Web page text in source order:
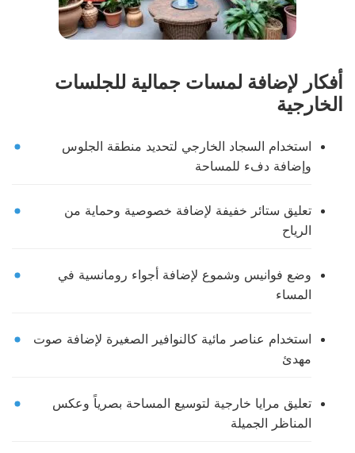
أفكار لإضافة لمسات جمالية للجلسات
الخارجية
استخدام السجاد الخارجي لتحديد منطقة الجلوس
وإضافة دفء للمساحة
تعليق ستائر خفيفة لإضافة خصوصية وحماية من
الرياح
وضع فوانيس وشموع لإضافة أجواء رومانسية في
المساء
استخدام عناصر مائية كالنوافير الصغيرة لإضافة صوت
مهدئ
تعليق مرايا خارجية لتوسيع المساحة بصرياً وعكس
المناظر الجميلة